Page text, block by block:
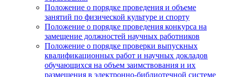
Положение о порядке проведения и объеме
занятий по физической культуре и спорту
Положение о порядке проведения конкурса на
замещение должностей научных работников
Положение о порядке проверки выпускных
квалификационных работ и научных докладов
обучающихся на объем заимствования и их
размещения в электронно-библиотечной системе